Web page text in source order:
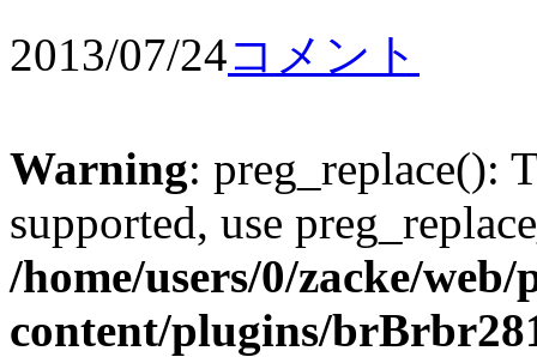
2013/07/24コメント
Warning: preg_replace():
supported, use
/home/users/0/zacke/
content/plugins/